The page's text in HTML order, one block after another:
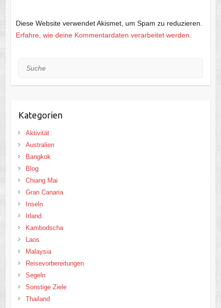
Diese Website verwendet Akismet, um Spam zu reduzieren.
Erfahre, wie deine Kommentardaten verarbeitet werden.
Suche
Kategorien
Aktivität
Australien
Bangkok
Blog
Chiang Mai
Gran Canaria
Inseln
Irland
Kambodscha
Laos
Malaysia
Reisevorbereitungen
Segeln
Sonstige Ziele
Thailand